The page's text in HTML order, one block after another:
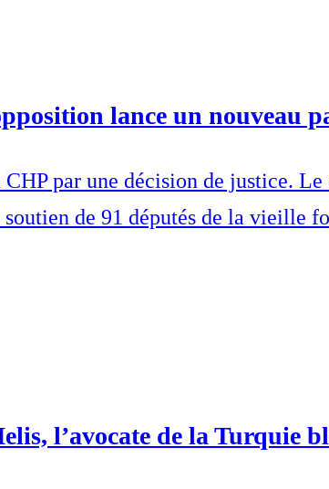
lance un nouveau
par une décision de justice.
de 91 députés de la vieille
l’avocate de la Turquie